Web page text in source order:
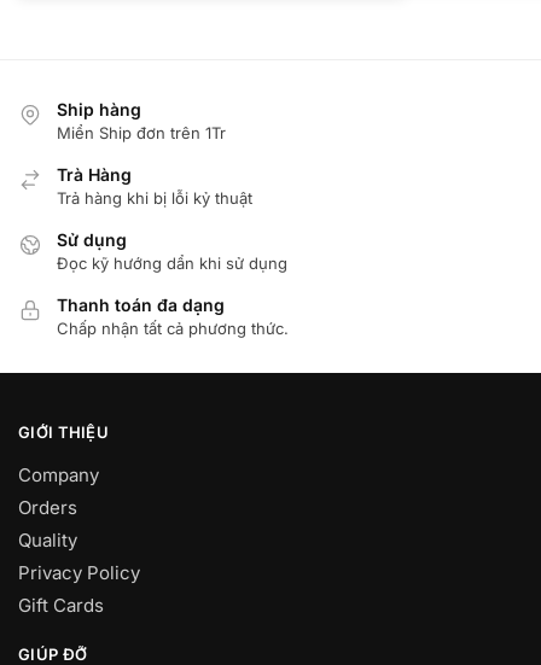
Ship hàng
Miển Ship đơn trên 1Tr
Trà Hàng
Trả hàng khi bị lỗi kỷ thuật
Sử dụng
Đọc kỹ hướng dẩn khi sử dụng
Thanh toán đa dạng
Chấp nhận tất cả phương thức.
GIỚI THIỆU
Company
Orders
Quality
Privacy Policy
Gift Cards
GIÚP ĐỠ